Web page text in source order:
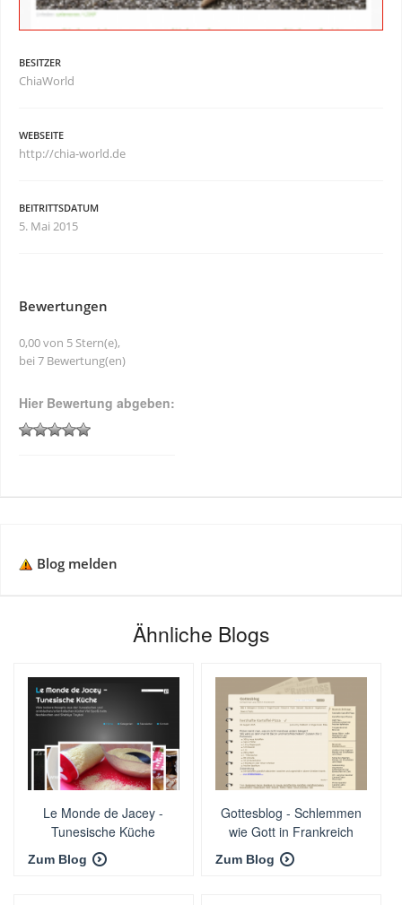
BESITZER
ChiaWorld
WEBSEITE
http://chia-world.de
BEITRITTSDATUM
5. Mai 2015
Bewertungen
0,00 von 5 Stern(e),
bei 7 Bewertung(en)
Hier Bewertung abgeben:
Blog melden
Ähnliche Blogs
Le Monde de Jacey -
Tunesische Küche
Zum Blog
Gottesblog - Schlemmen
wie Gott in Frankreich
Zum Blog